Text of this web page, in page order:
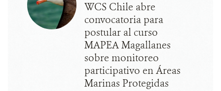
WCS Chile abre
convocatoria para
postular al curso
MAPEA Magallanes
sobre monitoreo
participativo en Áreas
Marinas Protegidas